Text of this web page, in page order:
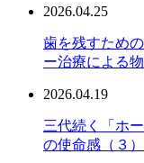
2026.04.25
歯を残すため
ー治療による
2026.04.19
三代続く「ホ
の使命感（３）